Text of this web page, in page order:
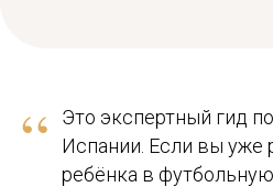
“
Это экспертный гид
Испании. Если вы уже
ребёнка в